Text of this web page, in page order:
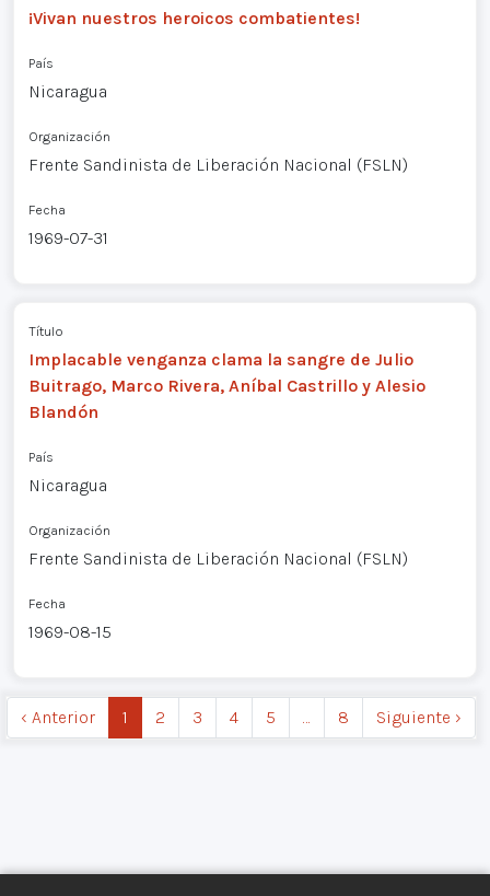
¡Vivan nuestros heroicos combatientes!
País
Nicaragua
Organización
Frente Sandinista de Liberación Nacional (FSLN)
Fecha
1969-07-31
Título
Implacable venganza clama la sangre de Julio
Buitrago, Marco Rivera, Aníbal Castrillo y Alesio
Blandón
País
Nicaragua
Organización
Frente Sandinista de Liberación Nacional (FSLN)
Fecha
1969-08-15
‹ Anterior 1 2 3 4 5 … 8 Siguiente ›